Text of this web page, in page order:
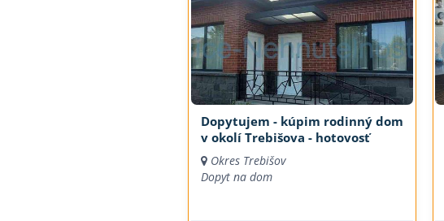
Dopytujem - kúpim rodinný dom
v okolí Trebišova - hotovosť
Okres Trebišov
Dopyt na dom